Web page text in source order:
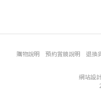
購物說明 預約賞鏡說明 退換
網站設